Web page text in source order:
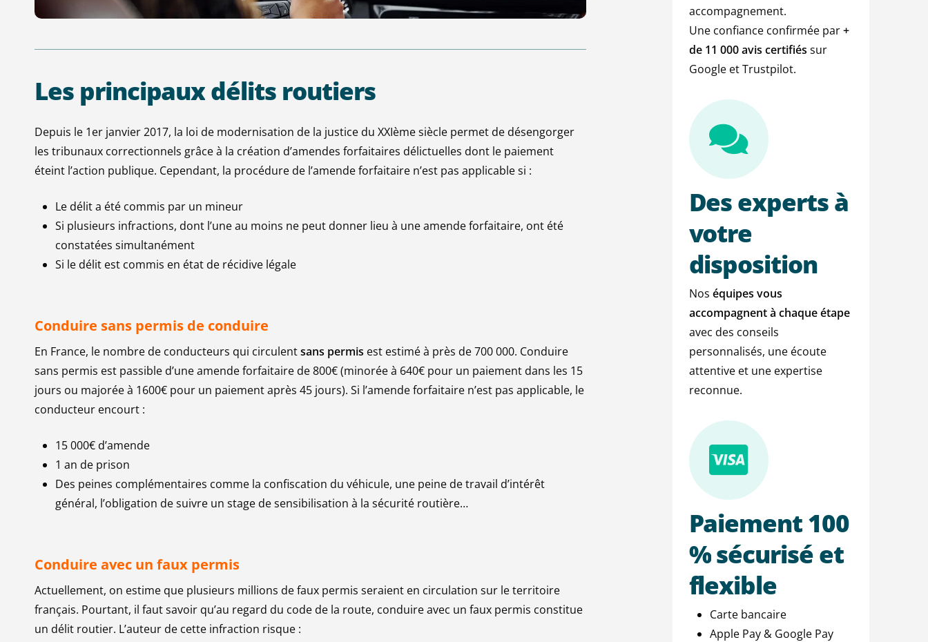
Les principauxdélits routiers
Depuis le 1er janvier 2017, la loi de modernisation de la justice du XXIème siècle permet de désengorger
les tribunaux correctionnels grâce à la création d’amendes forfaitaires délictuelles dont le paiement
éteint l’action publique. Cependant, la procédure de l’amende forfaitaire n’est pas applicable si :
Le délit a été commis par un mineur
Si plusieurs infractions, dont l’une au moins ne peut donner lieu à une amende forfaitaire, ont été
constatées simultanément
Si le délit est commis en état de récidive légale
Conduire sans permis de conduire
En France, le nombre de conducteurs qui circulentsans permis est estimé à près de 700 000. Conduire
sans permis est passible d’une amende forfaitaire de 800€ (minorée à 640€ pour un paiement dans les 15
jours ou majorée à 1600€ pour un paiement après 45 jours). Si l’amende forfaitaire n’est pas applicable, le
conducteur encourt :
15 000€ d’amende
1 an de prison
Des peines complémentaires comme la confiscation du véhicule, une peine de travail d’intérêt
général, l’obligation de suivre un stage de sensibilisation à la sécurité routière…
Conduire avec un faux permis
Actuellement, on estime que plusieurs millions de faux permis seraient en circulation sur le territoire
français. Pourtant, il faut savoir qu’au regard du code de la route, conduire avec un faux permis constitue
un délit routier. L’auteur de cette infraction risque :
accompagnement.
Une confiance confirmée par+
de 11 000 avis certifiés sur
Google et Trustpilot.
Desexpertsà
votre
disposition
Nos équipes vous
accompagnent à chaque étape
avec des conseils
personnalisés, une écoute
attentive et une expertise
reconnue.
Paiement100
%sécuriséet
flexible
Carte bancaire
Apple Pay & Google Pay